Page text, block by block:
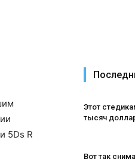
5Ds R
Этот
тысяч
Вот так